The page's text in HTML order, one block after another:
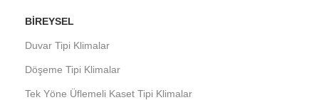
BIREYSEL
Duvar Tipi Klimalar
Döşeme Tipi Klimalar
Tek Yöne Üflemeli Kaset Tipi Klimalar